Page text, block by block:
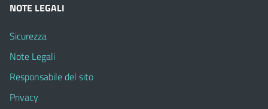
NOTE LEGALI
Sicurezza
Note Legali
Responsabile del sito
Privacy